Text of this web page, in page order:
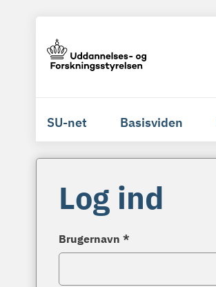
SU-net Basisviden
Log ind
Brugernavn *